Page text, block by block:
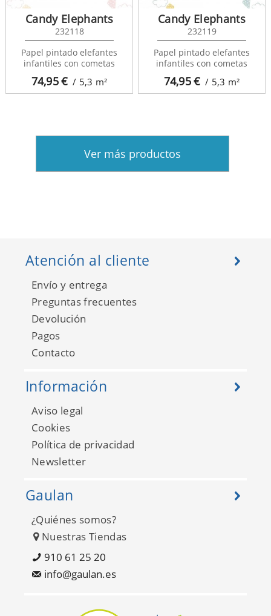
74,95€ / 5,3 m²
Candy Elephants
232118
Papel pintado elefantes
infantiles con cometas
74,95€ / 5,3 m²
Candy Elephants
232119
Papel pintado elefantes
infantiles con cometas
Ver más productos
Atención al cliente
Envío y entrega
Preguntas frecuentes
Devolución
Pagos
Contacto
Información
Aviso legal
Cookies
Política de privacidad
Newsletter
Gaulan
¿Quiénes somos?
Nuestras Tiendas
910 61 25 20
info@gaulan.es